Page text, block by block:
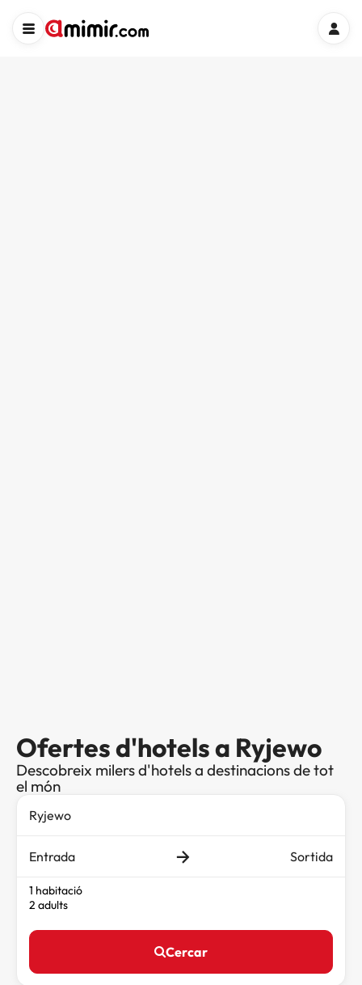
Ofertes d'hotels a Ryjewo
Descobreix milers d'hotels a destinacions de tot
el món
Entrada Sortida
1 habitació
2 adults
Cercar